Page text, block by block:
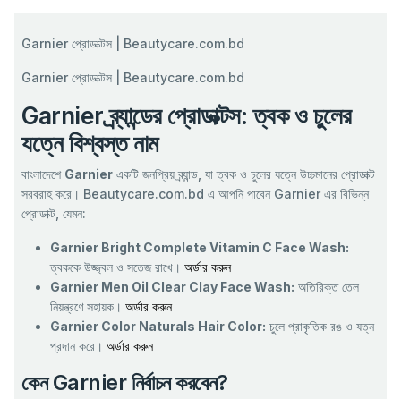
Garnier প্রোডাক্টস | Beautycare.com.bd
Garnier প্রোডাক্টস | Beautycare.com.bd
Garnier ব্র্যান্ডের প্রোডাক্টস: ত্বক ও চুলের
যত্নে বিশ্বস্ত নাম
বাংলাদেশে Garnier একটি জনপ্রিয় ব্র্যান্ড, যা ত্বক ও চুলের যত্নে উচ্চমানের প্রোডাক্ট
সরবরাহ করে। Beautycare.com.bd এ আপনি পাবেন Garnier এর বিভিন্ন
প্রোডাক্ট, যেমন:
Garnier Bright Complete Vitamin C Face Wash:
ত্বককে উজ্জ্বল ও সতেজ রাখে। অর্ডার করুন
Garnier Men Oil Clear Clay Face Wash: অতিরিক্ত তেল
নিয়ন্ত্রণে সহায়ক। অর্ডার করুন
Garnier Color Naturals Hair Color: চুলে প্রাকৃতিক রঙ ও যত্ন
প্রদান করে। অর্ডার করুন
কেন Garnier নির্বাচন করবেন?